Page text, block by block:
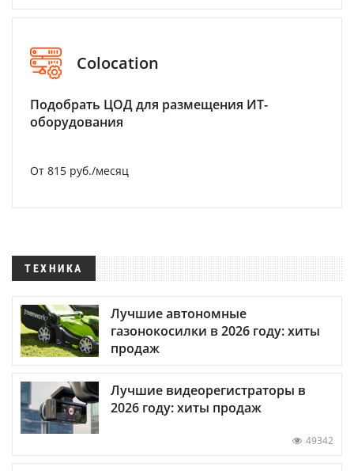
Colocation
Подобрать ЦОД для размещения ИТ-
оборудования
От 815 руб./месяц
ТЕХНИКА
Лучшие автономные
газонокосилки в 2026 году: хиты
продаж
Лучшие видеорегистраторы в
2026 году: хиты продаж
49342